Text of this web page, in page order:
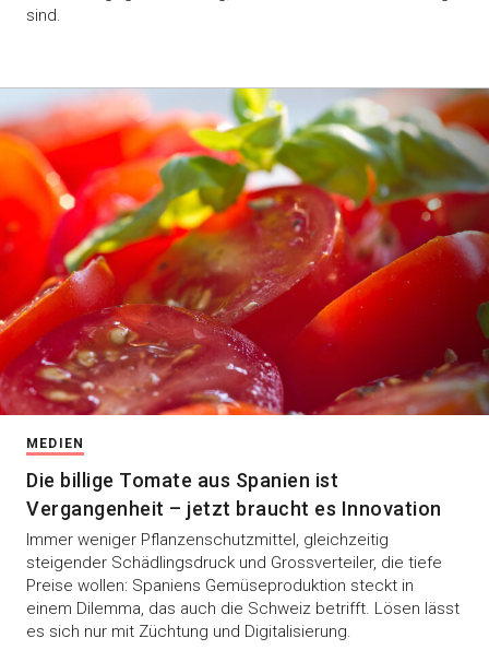
sind.
MEDIEN
Die billige Tomate aus Spanien ist
Vergangenheit – jetzt braucht es Innovation
Immer weniger Pflanzenschutzmittel, gleichzeitig
steigender Schädlingsdruck und Grossverteiler, die tiefe
Preise wollen: Spaniens Gemüseproduktion steckt in
einem Dilemma, das auch die Schweiz betrifft. Lösen lässt
es sich nur mit Züchtung und Digitalisierung.